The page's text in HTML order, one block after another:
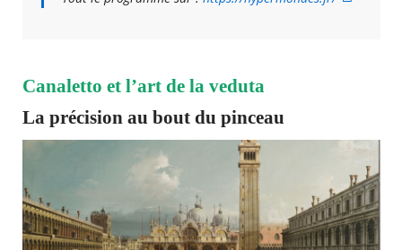
Canaletto et l’art de la veduta
La précision au bout du pinceau